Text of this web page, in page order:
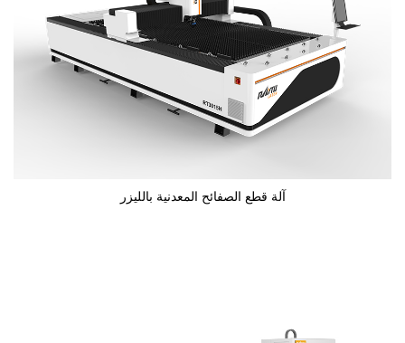
آلة قطع الصفائح المعدنية بالليزر